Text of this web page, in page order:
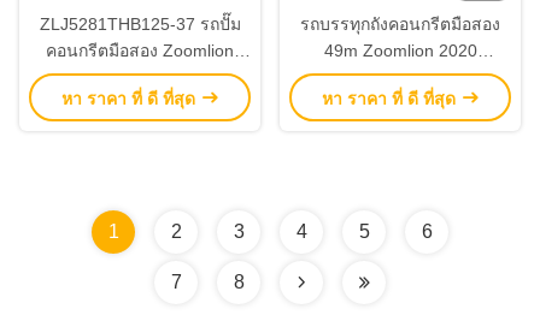
ZLJ5281THB125-37 รถปั๊ม
คอนกรีตมือสอง Zoomlion
เครื่องจักรคอนกรีตมือสอง
หา ราคา ที่ ดี ที่สุด
รถบรรทุกถังคอนกรีตมือสอง
49m Zoomlion 2020
ZLJ5350THBKE พร้อมเซสติ
รค
หา ราคา ที่ ดี ที่สุด
1 2 3 4 5 6
7 8